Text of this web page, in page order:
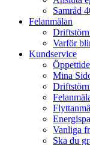
Samråd
Felanmälan
Varför
Kundservice
Mina
Vanliga
Ska du